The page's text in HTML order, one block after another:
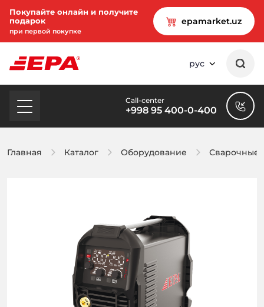
Покупайте онлайн и получите
подарок
при первой покупке
epamarket.uz
рус
Call-center
+998 95 400-0-400
Главная Каталог Оборудование Сварочные